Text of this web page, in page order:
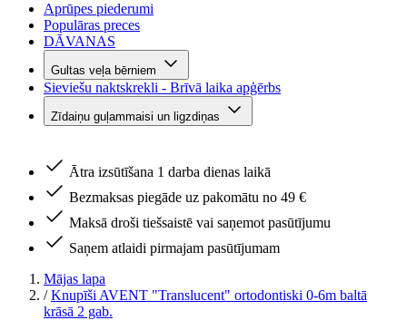
Aprūpes piederumi
Populāras preces
DĀVANAS
Gultas veļa bērniem
Sieviešu naktskrekli - Brīvā laika apģērbs
Zīdaiņu guļammaisi un ligzdiņas
Ātra izsūtīšana 1 darba dienas laikā
Bezmaksas piegāde uz pakomātu no 49 €
Maksā droši tiešsaistē vai saņemot pasūtījumu
Saņem atlaidi pirmajam pasūtījumam
Mājas lapa
/ Knupīši AVENT "Translucent" ortodontiski 0-6m baltā
krāsā 2 gab.